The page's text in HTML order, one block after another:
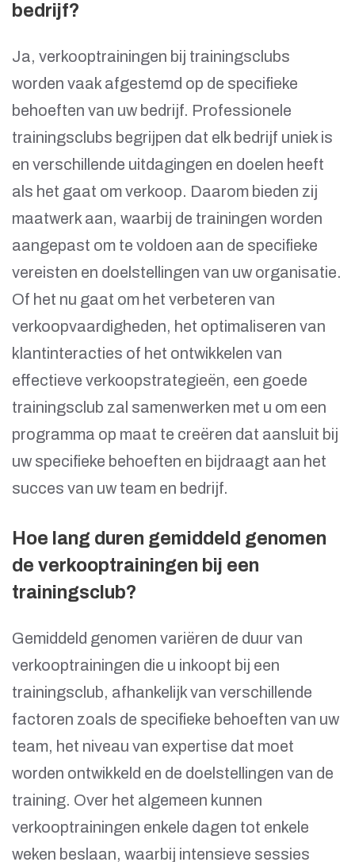
bedrijf?
Ja, verkooptrainingen bij trainingsclubs
worden vaak afgestemd op de specifieke
behoeften van uw bedrijf. Professionele
trainingsclubs begrijpen dat elk bedrijf uniek is
en verschillende uitdagingen en doelen heeft
als het gaat om verkoop. Daarom bieden zij
maatwerk aan, waarbij de trainingen worden
aangepast om te voldoen aan de specifieke
vereisten en doelstellingen van uw organisatie.
Of het nu gaat om het verbeteren van
verkoopvaardigheden, het optimaliseren van
klantinteracties of het ontwikkelen van
effectieve verkoopstrategieën, een goede
trainingsclub zal samenwerken met u om een
programma op maat te creëren dat aansluit bij
uw specifieke behoeften en bijdraagt aan het
succes van uw team en bedrijf.
Hoe lang duren gemiddeld genomen
de verkooptrainingen bij een
trainingsclub?
Gemiddeld genomen variëren de duur van
verkooptrainingen die u inkoopt bij een
trainingsclub, afhankelijk van verschillende
factoren zoals de specifieke behoeften van uw
team, het niveau van expertise dat moet
worden ontwikkeld en de doelstellingen van de
training. Over het algemeen kunnen
verkooptrainingen enkele dagen tot enkele
weken beslaan, waarbij intensieve sessies